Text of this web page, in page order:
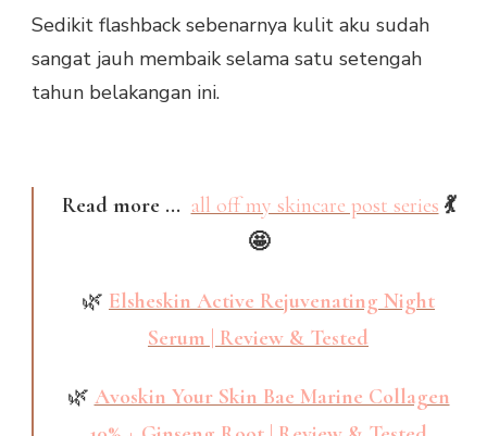
Sedikit flashback sebenarnya kulit aku sudah
sangat jauh membaik selama satu setengah
tahun belakangan ini.
Read more ... all off my skincare post series 💃
🤩
🌿 Elsheskin Active Rejuvenating Night
Serum | Review & Tested
🌿 Avoskin Your Skin Bae Marine Collagen